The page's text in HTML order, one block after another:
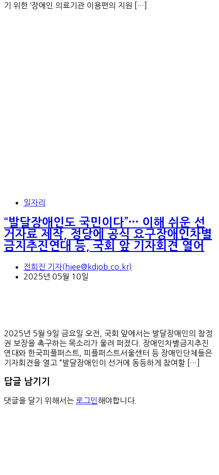
기 위한 ‘장애인 의료기관 이용편의 지원 […]
일자리
“발달장애인도 국민이다”… 이해 쉬운 선
거자료 제작, 정당에 공식 요구장애인차별
금지추진연대 등, 국회 앞 기자회견 열어
전희진 기자(hjee@kdjob.co.kr)
2025년 05월 10일
2025년 5월 9일 금요일 오전, 국회 앞에서는 발달장애인의 참정
권 보장을 촉구하는 목소리가 울려 퍼졌다. 장애인차별금지추진
연대와 한국피플퍼스트, 피플퍼스트서울센터 등 장애인단체들은
기자회견을 열고 “발달장애인이 선거에 동등하게 참여할 […]
답글 남기기
댓글을 달기 위해서는 로그인 해야합니다.